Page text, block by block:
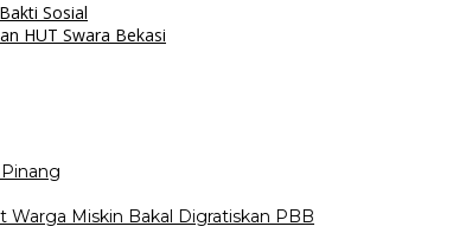
Sosial
HUT Swara Bekasi
Warga Miskin Bakal Digratiskan PBB